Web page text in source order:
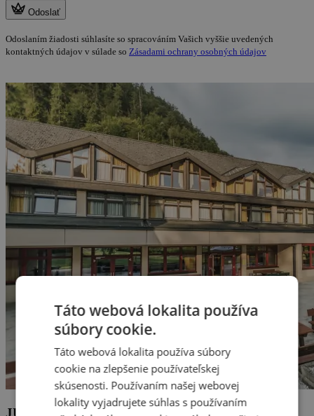
Odoslať
Odoslaním žiadosti súhlasíte so spracováním Vašich vyššie uvedených
kontaktných údajov v súlade so Zásadami ochrany osobných údajov
JUFA Hotel Grünau im Almtal ***
Táto webová lokalita používa
súbory cookie.
Táto webová lokalita používa súbory
cookie na zlepšenie používateľskej
skúsenosti. Používaním našej webovej
lokality vyjadrujete súhlas s používaním